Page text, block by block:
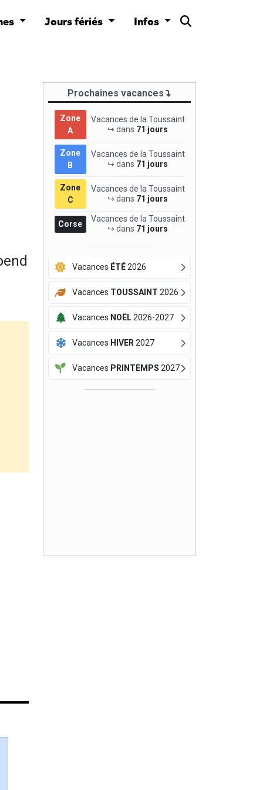
Jours fériés Infos
Prochaines vacances
Zone
A
Vacances de la Toussaint
↪ dans 71 jours
Zone
B
Vacances de la Toussaint
↪ dans 71 jours
Zone
C
Vacances de la Toussaint
↪ dans 71 jours
Corse
Vacances de la Toussaint
↪ dans 71 jours
Vacances ÉTÉ2026
Vacances TOUSSAINT 2026
Vacances NOËL2026-2027
Vacances HIVER 2027
Vacances PRINTEMPS 2027